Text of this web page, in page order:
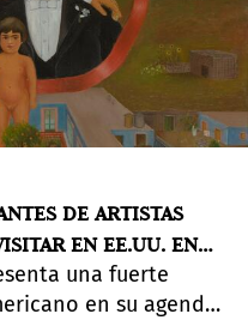
DE ARTISTAS
EN EE.UU. EN
una fuerte
en su agenda